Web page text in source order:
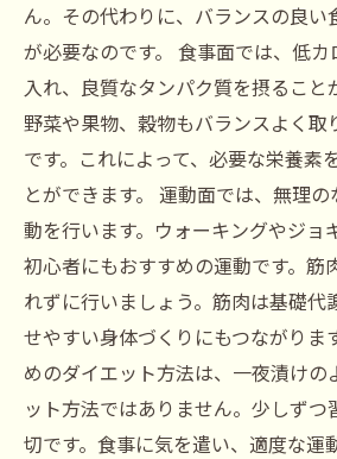
ん。その代わりに、バランスの良い
が必要なのです。 食事面では、低
入れ、良質なタンパク質を摂ること
野菜や果物、穀物もバランスよく取
です。これによって、必要な栄養素
とができます。 運動面では、無理
動を行います。ウォーキングやジョ
初心者にもおすすめの運動です。筋
れずに行いましょう。筋肉は基礎代
せやすい身体づくりにもつながりま
めのダイエット方法は、一夜漬けの
ット方法ではありません。少しずつ
切です。食事に気を遣い、適度な運